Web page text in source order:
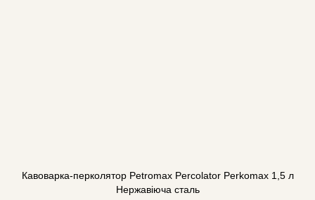
Кавоварка-перколятор Petromax Percolator Perkomax 1,5 л
Нержавіюча сталь